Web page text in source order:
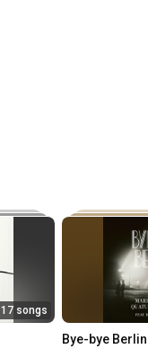
17 songs
Bye-bye Berlin